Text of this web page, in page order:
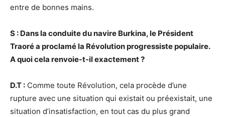
entre de bonnes mains.
S : Dans la conduite du navire Burkina, le Président
Traoré a proclamé la Révolution progressiste populaire.
A quoi cela renvoie-t-il exactement ?
D.T : Comme toute Révolution, cela procède d’une
rupture avec une situation qui existait ou préexistait, une
situation d’insatisfaction, en tout cas du plus grand